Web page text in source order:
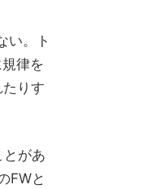
い。ト
律を
りす
とがあ
FWと